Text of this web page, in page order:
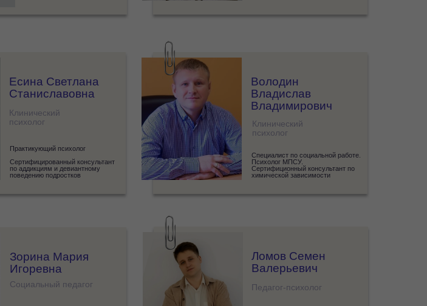
Зорина Мария
Игоревна
Социальный педагог
Володин
Владислав
Владимирович
Клинический
психолог
Специалист по социальной работе.
Психолог МПСУ.
Сертифиционный консультант по
химической зависимости
Ломов Семен
Валерьевич
Педагог-психолог
Есина Светлана
Станиславовна
Клинический
психолог
Практикующий психолог
Сертифицированный консультант
по аддикциям и девиантному
поведению подростков